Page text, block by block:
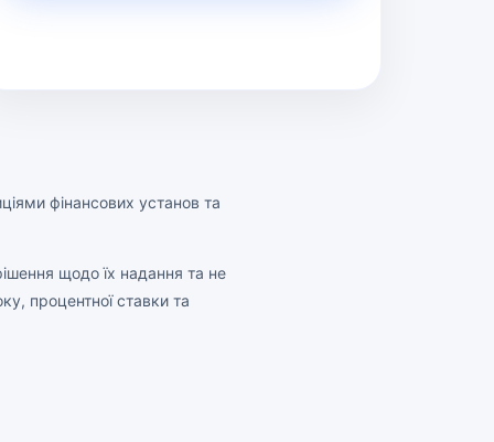
фінансових установ та
щодо їх надання та не
процентної ставки та